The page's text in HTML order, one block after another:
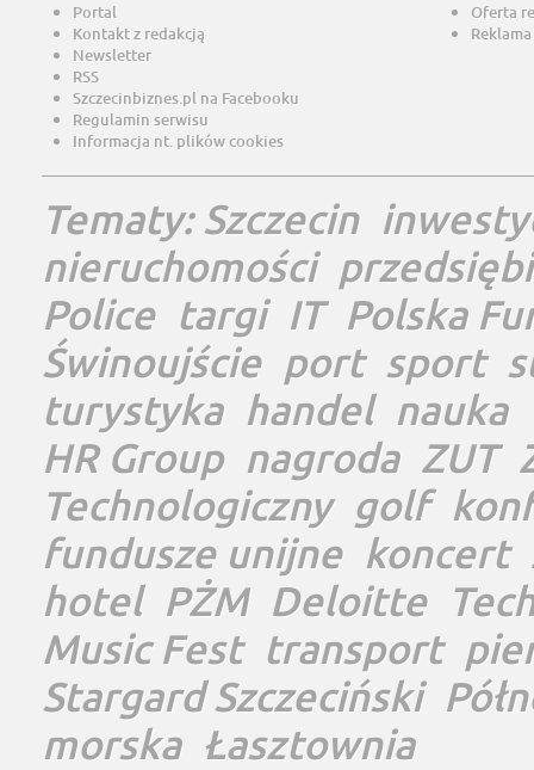
Portal
Kontakt z redakcją
Newsletter
RSS
Szczecinbiznes.pl na Facebooku
Regulamin serwisu
Informacja nt. plików cookies
Oferta
Tematy:Szczecin
nieruchomości
Police targi IT Polska
Świnoujście port sport
turystyka handel nauka
HR Group nagroda ZUT
Technologiczny golf
fundusze unijne koncert
hotel PŻM Deloitte
Music Fest transport
Stargard Szczeciński
morska Łasztownia